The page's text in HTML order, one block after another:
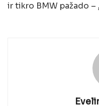
ir tikro BMW pažado –